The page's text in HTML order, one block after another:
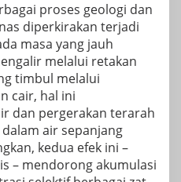
proses geologi dan
diperkirakan terjadi
masa yang jauh
melalui retakan
timbul melalui
cair, hal ini
dan pergerakan terarah
air sepanjang
kedua efek ini –
– mendorong akumulasi